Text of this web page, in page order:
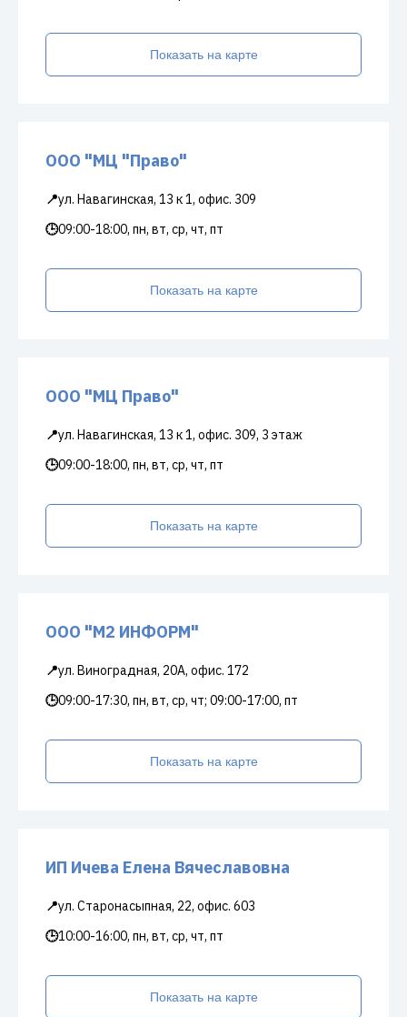
Показать на карте
ООО "МЦ "Право"
📍ул. Навагинская, 13 к 1, офис. 309
🕒09:00-18:00, пн, вт, ср, чт, пт
Показать на карте
ООО "МЦ Право"
📍ул. Навагинская, 13 к 1, офис. 309, 3 этаж
🕒09:00-18:00, пн, вт, ср, чт, пт
Показать на карте
ООО "М2 ИНФОРМ"
📍ул. Виноградная, 20А, офис. 172
🕒09:00-17:30, пн, вт, ср, чт; 09:00-17:00, пт
Показать на карте
ИП Ичева Елена Вячеславовна
📍ул. Старонасыпная, 22, офис. 603
🕒10:00-16:00, пн, вт, ср, чт, пт
Показать на карте